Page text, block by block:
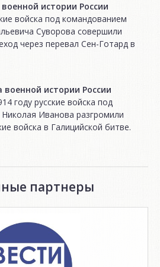
истории России
войска под командованием
Суворова совершили
через перевал Сен-Готард в
истории России
году русские войска под
Иванова разгромили
войска в Галицийской битве.
партнеры